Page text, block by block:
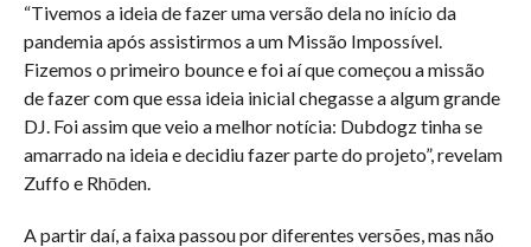
“Tivemos a ideia de fazer uma versão dela no início da
pandemia após assistirmos a um Missão Impossível.
Fizemos o primeiro bounce e foi aí que começou a missão
de fazer com que essa ideia inicial chegasse a algum grande
DJ. Foi assim que veio a melhor notícia: Dubdogz tinha se
amarrado na ideia e decidiu fazer parte do projeto”, revelam
Zuffo e Rhōden.
A partir daí, a faixa passou por diferentes versões, mas não